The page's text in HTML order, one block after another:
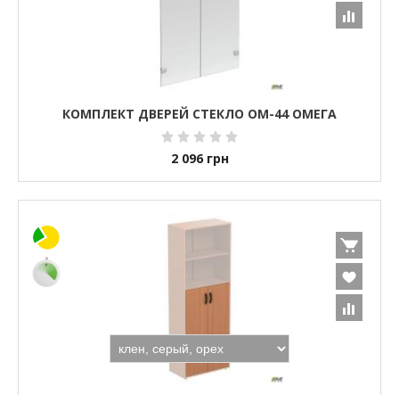
КОМПЛЕКТ ДВЕРЕЙ СТЕКЛО ОМ-44 ОМЕГА
2 096 грн